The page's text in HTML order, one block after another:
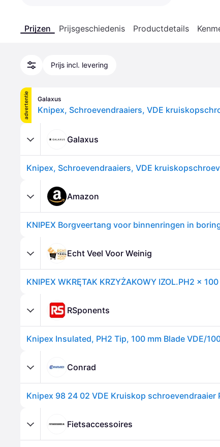
Prijzen Prijsgeschiedenis Productdetails
Prijs incl. levering
advertentie Galaxus
Galaxus
Amazon
Echt Veel Voor Weinig
RSponents
Conrad
Fietsaccessoires